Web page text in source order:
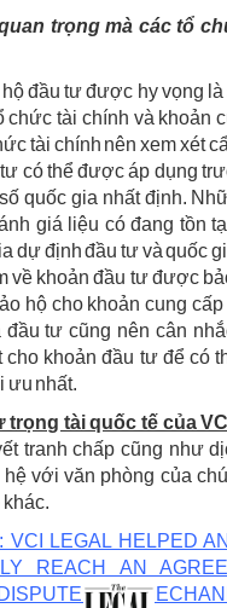
trọng mà các tổ
đầu tư được hy vọng
chức tài chính và khoản
tài chính nên xem xét
có thể được áp dụng
quốc gia nhất định.
giá liệu có đang tồn
dự định đầu tư và quốc
về khoản đầu tư được
hộ cho khoản cung
đầu tư cũng nên cân
cho khoản đầu tư để có
ưu nhất.
tài quốc tế của
tranh chấp cũng như
với văn phòng của
khác.
: VCI LEGAL HELPED
REACH AN
(ISDS